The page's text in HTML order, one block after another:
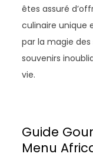
êtes assuré
culinaire unique
par la magie
souvenirs
vie.
Guide
Menu